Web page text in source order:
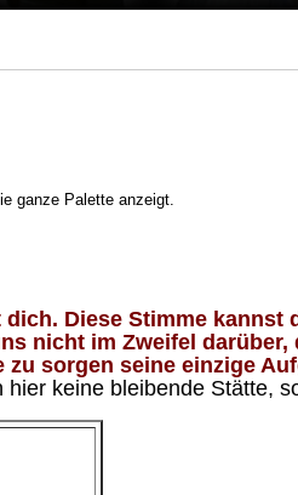
ganze Palette anzeigt.
Diese Stimme
nicht im Zweifel
sorgen seine einzige
keine bleibende Stätte,